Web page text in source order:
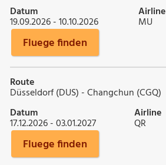
Datum
19.09.2026 - 10.10.2026
Airline
MU
Fluege finden
Route
Düsseldorf (DUS) - Changchun (CGQ)
Datum
17.12.2026 - 03.01.2027
Airline
QR
Fluege finden